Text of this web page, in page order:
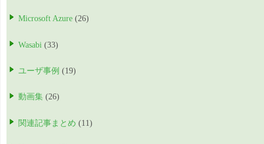
Microsoft Azure (26)
Wasabi (33)
ユーザ事例 (19)
動画集 (26)
関連記事まとめ (11)